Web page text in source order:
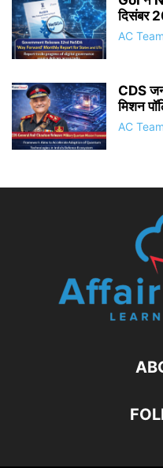
दिसंबर
AC Team
CDS
मिशन
AC Team